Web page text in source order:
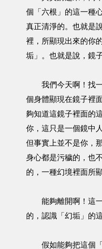
個「六根」的這一種
真正清淨的。也就是
裡，所顯現出來的你
垢」。也就是說，鏡
我們今天啊！找一
個身體顯現在鏡子裡
夠知道這鏡子裡面的
你，這只是一個鏡中
但事實上並不是你，
身心都是污穢的，也
的，一種幻境裡面所
能夠離開啊！這一
的，認識「幻垢」的
假如能夠把這個「